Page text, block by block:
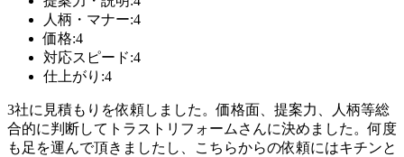
人柄・マナー:4
価格:4
対応スピード:4
仕上がり:4
3社に見積もりを依頼しました。価格面、提案力、人柄等総
合的に判断してトラストリフォームさんに決めました。何度
も足を運んで頂きましたし、こちらからの依頼にはキチンと